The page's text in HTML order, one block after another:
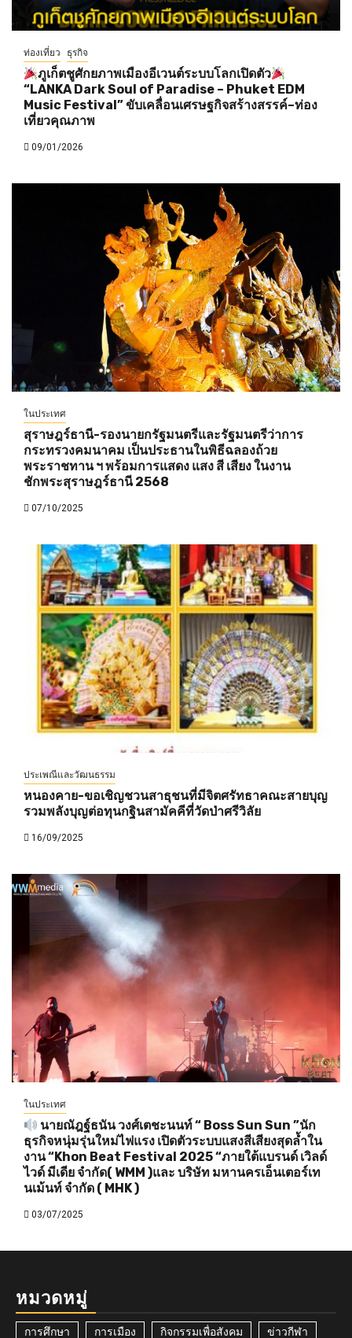
ท่องเที่ยว ธุรกิจ
ภูเก็ตชูศักยภาพเมืองอีเวนต์ระบบโลกเปิดตัว
“LANKA Dark Soul of Paradise – Phuket EDM
Music Festival” ขับเคลื่อนเศรษฐกิจสร้างสรรค์–ท่อง
เที่ยวคุณภาพ
09/01/2026
ในประเทศ
สุราษฎร์ธานี-รองนายกรัฐมนตรีและรัฐมนตรีว่าการ
กระทรวงคมนาคม เป็นประธานในพิธีฉลองถ้วย
พระราชทาน ฯ พร้อมการแสดง แสง สี เสียง ในงาน
ชักพระสุราษฎร์ธานี 2568
07/10/2025
ประเพณีและวัฒนธรรม
หนองคาย-ขอเชิญชวนสาธุชนที่มีจิตศรัทธาคณะสายบุญ
รวมพลังบุญต่อทุนกฐินสามัคคีที่วัดป่าศรีวิลัย
16/09/2025
ในประเทศ
นายณัฎฐ์ธนัน วงศ์เตชะนนท์ “ Boss Sun Sun ”นัก
ธุรกิจหนุ่มรุ่นใหม่ไฟแรง เปิดตัวระบบแสงสีเสียงสุดล้ำใน
งาน “Khon Beat Festival 2025 “ภายใต้แบรนด์ เวิลด์
ไวด์ มีเดีย จำกัด( WMM )และ บริษัท มหานครเอ็นเตอร์เท
นเม้นท์ จำกัด ( MHK )
03/07/2025
หมวดหมู่
การศึกษา การเมือง กิจกรรมเพื่อสังคม ข่าวกีฬา